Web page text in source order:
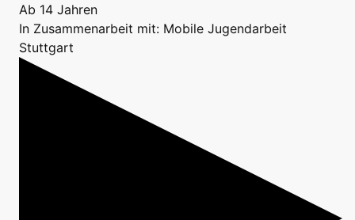
Ab 14 Jahren
In Zusammenarbeit mit: Mobile Jugendarbeit
Stuttgart